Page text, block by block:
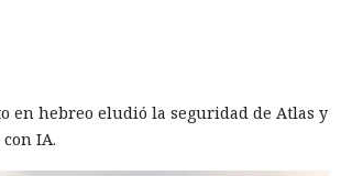
en hebreo eludió la seguridad de Atlas y
IA.